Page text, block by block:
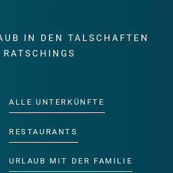
IN DEN TALSCHAFTEN
RATSCHINGS
ALLE UNTERKÜNFTE
RESTAURANTS
URLAUB MIT DER FAMILIE